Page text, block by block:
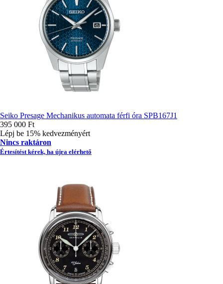
Seiko Presage Mechanikus automata férfi óra SPB167J1
395 000 Ft
Lépj be 15% kedvezményért
Nincs raktáron
Értesítést kérek, ha újra elérhető